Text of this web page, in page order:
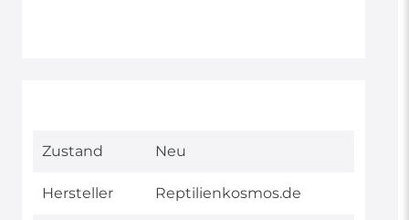
Technisches
Wert
Zustand Neu
Hersteller Reptilienkosmos.de